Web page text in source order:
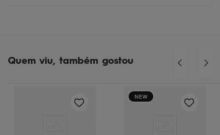
Quem viu, também gostou
NEW